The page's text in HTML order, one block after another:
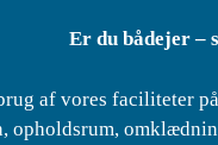
Er du bådejer –
af vores faciliteter
opholdsrum,